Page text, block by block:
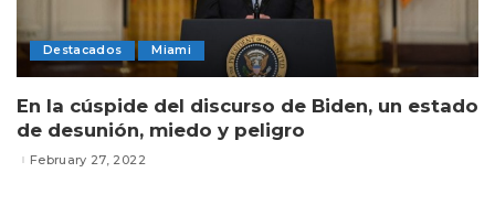
Destacados Miami
En la cúspide del discurso de Biden, un estado
de desunión, miedo y peligro
February 27, 2022